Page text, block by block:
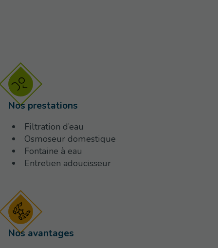
Nos prestations
Filtration d’eau
Osmoseur domestique
Fontaine à eau
Entretien adoucisseur
Nos avantages